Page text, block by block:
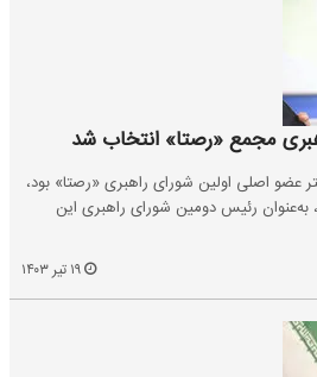
مجمع «رصتا» انتخاب شد
عضو اصلی اولین شورای راهبری «رصتا» بود،
۹ رأی اعضا، به‌عنوان رئیس دومین شورای راهبری این